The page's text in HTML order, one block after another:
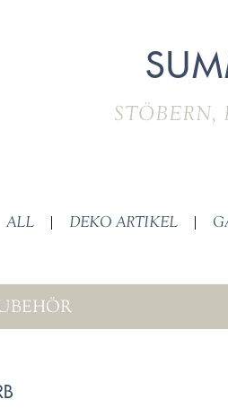
ALL | DEKO ARTIKEL |